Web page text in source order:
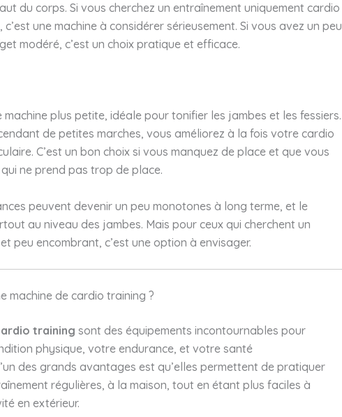
du corps. Si vous cherchez un entraînement uniquement cardio
c’est une machine à considérer sérieusement. Si vous avez un peu
modéré, c’est un choix pratique et efficace.
machine plus petite, idéale pour tonifier les jambes et les fessiers.
de petites marches, vous améliorez à la fois votre cardio
C’est un bon choix si vous manquez de place et que vous
ne prend pas trop de place.
peuvent devenir un peu monotones à long terme, et le
au niveau des jambes. Mais pour ceux qui cherchent un
peu encombrant, c’est une option à envisager.
machine de cardio training ?
training sont des équipements incontournables pour
physique, votre endurance, et votre santé
des grands avantages est qu’elles permettent de pratiquer
régulières, à la maison, tout en étant plus faciles à
en extérieur.